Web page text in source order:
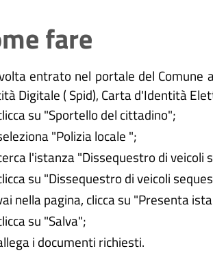
fare
entrato nel portale del Comune
Digitale ( Spid), Carta d'Identità
su "Sportello del cittadino";
"Polizia locale ";
l'istanza "Dissequestro di
su "Dissequestro di veicoli
nella pagina, clicca su "Presenta
su "Salva";
i documenti richiesti.